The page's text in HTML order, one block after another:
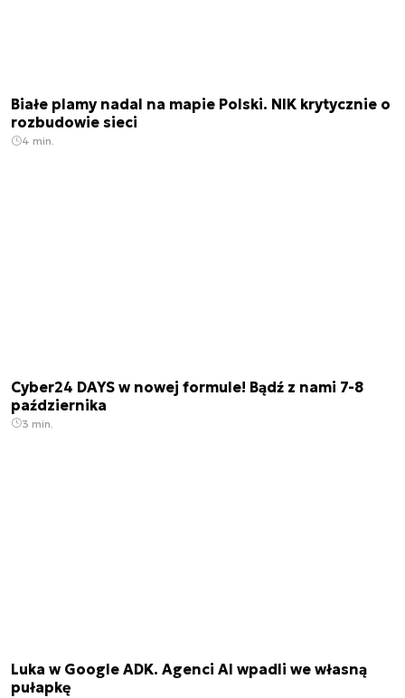
Białe plamy nadal na mapie Polski. NIK krytycznie o
rozbudowie sieci
4 min.
Cyber24 DAYS w nowej formule! Bądź z nami 7-8
października
3 min.
Luka w Google ADK. Agenci AI wpadli we własną
pułapkę